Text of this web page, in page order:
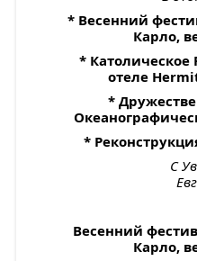
* Весенний
Карло,
* Католическое
отеле
*
*
С
Весенний
Карло,